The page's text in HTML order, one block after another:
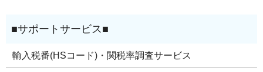
輸入税番(HSコード)・関税率調査サービス